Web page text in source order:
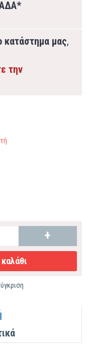
κατάστημα μας,
την
+